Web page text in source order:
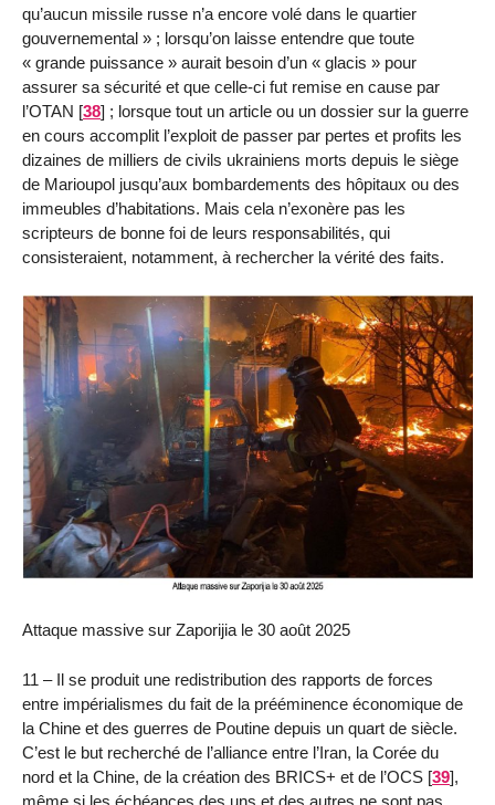
qu’aucun missile russe n’a encore volé dans le quartier
gouvernemental » ; lorsqu’on laisse entendre que toute
« grande puissance » aurait besoin d’un « glacis » pour
assurer sa sécurité et que celle-ci fut remise en cause par
l’OTAN [38] ; lorsque tout un article ou un dossier sur la guerre
en cours accomplit l’exploit de passer par pertes et profits les
dizaines de milliers de civils ukrainiens morts depuis le siège
de Marioupol jusqu’aux bombardements des hôpitaux ou des
immeubles d’habitations. Mais cela n’exonère pas les
scripteurs de bonne foi de leurs responsabilités, qui
consisteraient, notamment, à rechercher la vérité des faits.
Attaque massive sur Zaporijia le 30 août 2025
11 – Il se produit une redistribution des rapports de forces
entre impérialismes du fait de la prééminence économique de
la Chine et des guerres de Poutine depuis un quart de siècle.
C’est le but recherché de l’alliance entre l’Iran, la Corée du
nord et la Chine, de la création des BRICS+ et de l’OCS [39],
même si les échéances des uns et des autres ne sont pas